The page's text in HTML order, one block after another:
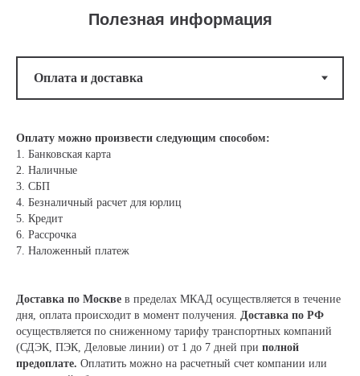
Полезная информация
Оплату можно произвести следующим способом:
1. Банковская карта
2. Наличные
3. СБП
4. Безналичный расчет для юрлиц
5. Кредит
6. Рассрочка
7. Наложенный платеж
Доставка по Москве в пределах МКАД осуществляется в течение
дня, оплата происходит в момент получения. Доставка по РФ
осуществляется по сниженному тарифу транспортных компаний
(СДЭК, ПЭК, Деловые линии) от 1 до 7 дней при полной
предоплате. Оплатить можно на расчетный счет компании или